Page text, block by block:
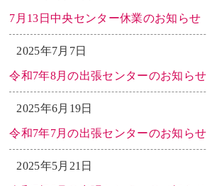
7月13日中央センター休業のお知らせ
2025年7月7日
令和7年8月の出張センターのお知らせ
2025年6月19日
令和7年7月の出張センターのお知らせ
2025年5月21日